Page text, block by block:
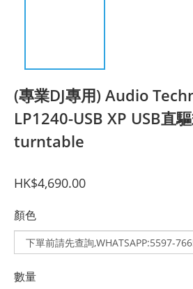
(專業DJ專用) Audio
LP1240-USB XP USB直
turntable
HK$4,690.00
顏色
數量